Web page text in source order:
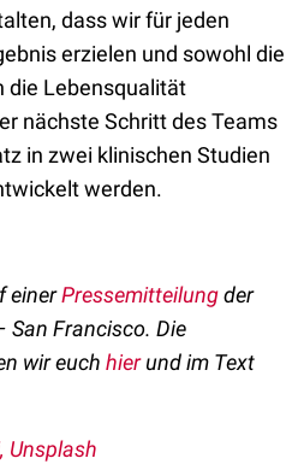
dass wir für jeden
erzielen und sowohl die
die Lebensqualität
nächste Schritt des Teams
in zwei klinischen Studien
werden.
einerPressemitteilungder
San Francisco. Die
wir euch hierund im Text
Unsplash